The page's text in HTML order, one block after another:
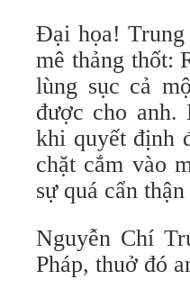
Đại họa! Trung
mê thảng thốt:
lùng sục cả
được cho anh.
khi quyết định
chặt cắm vào
sự quá cẩn
Nguyễn Chí
Pháp, thuở đó